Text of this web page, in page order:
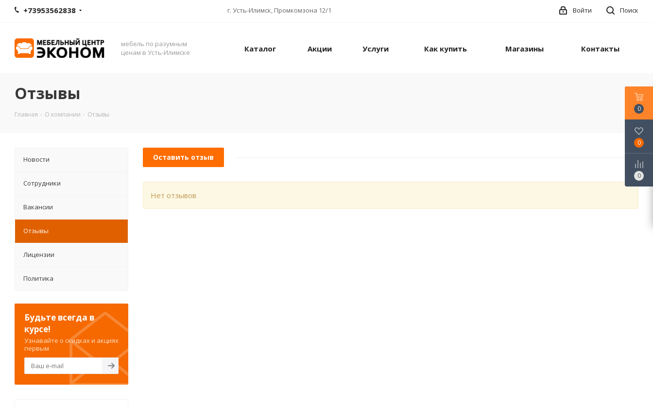
+73953562838 г. Усть-Илимск, Промкомзона 12/1 Поиск
Войти
мебель по разумным
ценам в Усть-Илимске
Каталог Акции Услуги Как купить Магазины Контакты
Отзывы
Главная - О компании - Отзывы
Оставить отзыв
Нет отзывов
Новости
Сотрудники
Вакансии
Отзывы
Лицензии
Политика
Будьте всегда в
курсе!
Узнавайте о скидках и акциях
первым
0
0
0